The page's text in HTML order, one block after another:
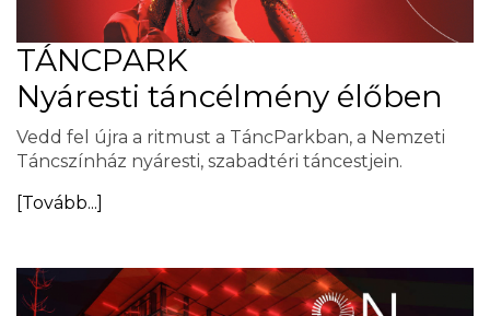
TÁNCPARK
Nyáresti táncélmény élőben
Vedd fel újra a ritmust a TáncParkban, a Nemzeti
Táncszínház nyáresti, szabadtéri táncestjein.
[Tovább...]